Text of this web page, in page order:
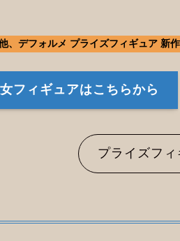
、デフォルメ プライズフィギュア 新
フィギュアはこちらから
プライズフ